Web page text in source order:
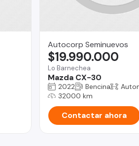
Autocorp Seminuevos
Lo Barnechea
Mazda CX-30
$19.990.000
2022 Bencina
32000 km
Contactar ahora